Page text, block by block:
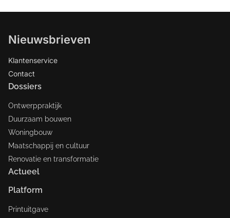
Nieuwsbrieven
Klantenservice
Contact
Dossiers
Ontwerppraktijk
Duurzaam bouwen
Woningbouw
Maatschappij en cultuur
Renovatie en transformatie
Actueel
Platform
Printuitgave